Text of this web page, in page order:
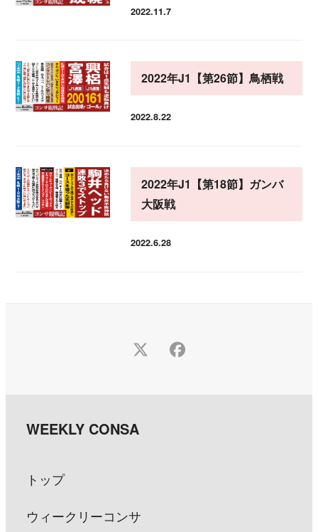
投稿日
2022.11.7
2022年J1【第26節】鳥栖戦
投稿日
2022.8.22
2022年J1【第18節】ガンバ
大阪戦
投稿日
2022.6.28
TwitterFacebook
トップ
ウィークリーコンサ